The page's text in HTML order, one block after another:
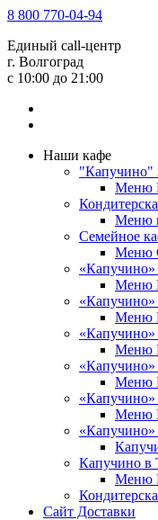
8 800 770-04-94
Единый call-центр
г. Волгоград
c 10:00 до 21:00
Наши кафе
"Капучино"
Меню
Меню
Семейное
Меню
«Капучино»
Меню
«Капучино»
Меню
Меню
Меню
Меню
Капучино в
Меню
Сайт Доставки